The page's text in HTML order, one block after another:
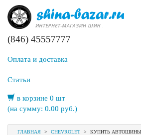
(846) 45557777
Оплата и доставка
Статьи
в корзине 0 шт
(на сумму: 0.00 руб.)
ГЛАВНАЯ > CHEVROLET >
КУПИТЬ АВТОШИНЫ